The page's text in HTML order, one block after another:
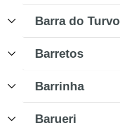
Barra do Turvo
Barretos
Barrinha
Barueri